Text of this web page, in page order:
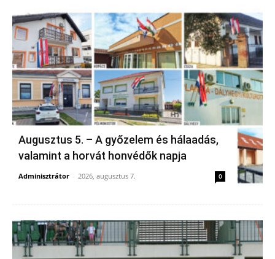
Augusztus 5. – A győzelem és hálaadás,
valamint a horvát honvédők napja
Adminisztrátor - 2026, augusztus 7. 0